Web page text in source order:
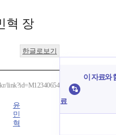
혁 장
한글로보기
link?id=M12340654
윤
민
혁
이 자료와
료